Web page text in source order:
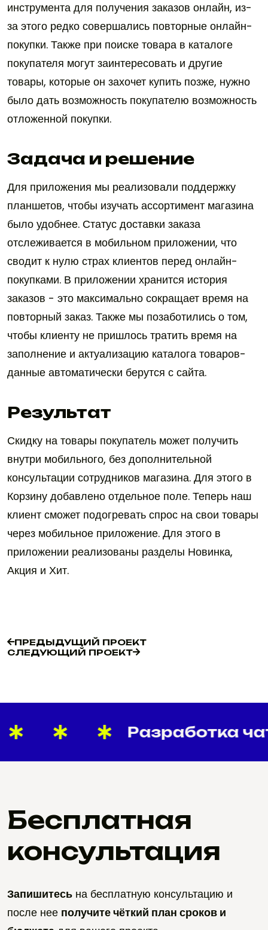
инструмента для получения заказов онлайн, из-
за этого редко совершались повторные онлайн-
покупки. Также при поиске товара в каталоге
покупателя могут заинтересовать и другие
товары, которые он захочет купить позже, нужно
было дать возможность покупателю возможность
отложенной покупки.
Задача и решение
Для приложения мы реализовали поддержку
планшетов, чтобы изучать ассортимент магазина
было удобнее. Статус доставки заказа
отслеживается в мобильном приложении, что
сводит к нулю страх клиентов перед онлайн-
покупками. В приложении хранится история
заказов - это максимально сокращает время на
повторный заказ. Также мы позаботились о том,
чтобы клиенту не пришлось тратить время на
заполнение и актуализацию каталога товаров-
данные автоматически берутся с сайта.
Результат
Скидку на товары покупатель может получить
внутри мобильного, без дополнительной
консультации сотрудников магазина. Для этого в
Корзину добавлено отдельное поле. Теперь наш
клиент сможет подогревать спрос на свои товары
через мобильное приложение. Для этого в
приложении реализованы разделы Новинка,
Акция и Хит.
ПРЕДЫДУЩИЙ ПРОЕКТ
ПРЕДЫДУЩИЙ ПРОЕКТ
СЛЕДУЮЩИЙ ПРОЕКТ
Разработка
Бесплатная
консультация
Запишитесь на бесплатную консультацию и
после нее получите чёткий план сроков и